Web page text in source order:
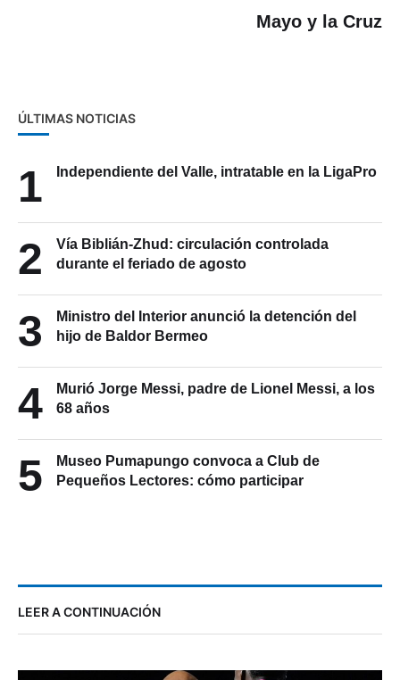
Mayo y la Cruz
ÚLTIMAS NOTICIAS
1 Independiente del Valle, intratable en la LigaPro
2
Vía Biblián-Zhud: circulación controlada
durante el feriado de agosto
3
Ministro del Interior anunció la detención del
hijo de Baldor Bermeo
4
Murió Jorge Messi, padre de Lionel Messi, a los
68 años
5
Museo Pumapungo convoca a Club de
Pequeños Lectores: cómo participar
LEER A CONTINUACIÓN